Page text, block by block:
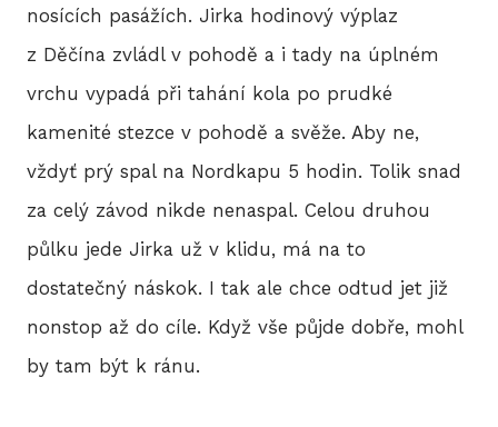
nosících pasážích. Jirka hodinový výplaz
z Děčína zvládl v pohodě a i tady na úplném
vrchu vypadá při tahání kola po prudké
kamenité stezce v pohodě a svěže. Aby ne,
vždyť prý spal na Nordkapu 5 hodin. Tolik snad
za celý závod nikde nenaspal. Celou druhou
půlku jede Jirka už v klidu, má na to
dostatečný náskok. I tak ale chce odtud jet již
nonstop až do cíle. Když vše půjde dobře, mohl
by tam být k ránu.